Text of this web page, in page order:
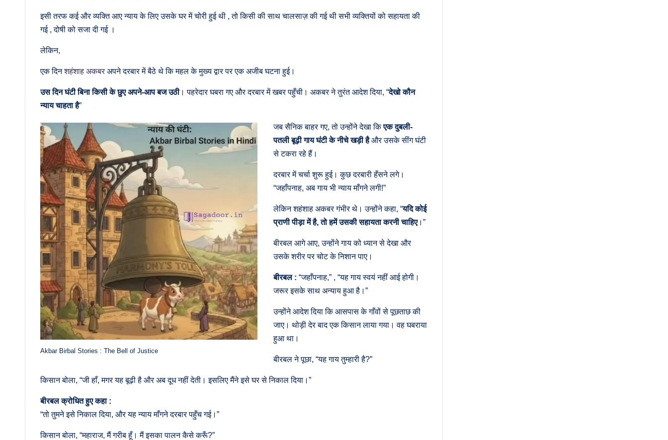
इसी तरफ कई और व्यक्ति आए न्याय के लिए उसके घर में चोरी हुई थी , तो किसी की साथ चालसाज़ की गई थी सभी व्यक्तियों को सहायता की
गई , दोषी को सजा दी गई ।
लेकिन,
एक दिनशहंशाह अकबर अपने दरबार में बैठे थे कि महल के मुख्य द्वार पर एक अजीब घटना हुई।
उस दिन घंटी बिना किसी के छुए अपने-आप बज उठी। पहरेदार घबरा गए और दरबार में खबर पहुँची। अकबर ने तुरंत आदेश दिया, “देखो कौन
न्याय चाहता है”
Akbar Birbal Stories : The Bell of Justice
जब सैनिक बाहर गए, तो उन्होंने देखा किएक दुबली-
पतली बूढ़ी गाय घंटी के नीचे खड़ी हैऔर उसके सींग घंटी
से टकरा रहे हैं।
दरबार में चर्चा शुरू हुई। कुछ दरबारी हँसने लगे।
“जहाँपनाह, अब गाय भी न्याय माँगने लगी!”
लेकिन शहंशाह अकबर गंभीर थे। उन्होंने कहा, “यदि कोई
प्राणी पीड़ा में है, तो हमें उसकी सहायता करनी चाहिए।”
बीरबल आगे आए, उन्होंने गाय को ध्यान से देखा और
उसके शरीर पर चोट के निशान पाए।
बीरबल : “जहाँपनाह,” , “यह गाय स्वयं नहीं आई होगी।
जरूर इसके साथ अन्याय हुआ है।”
उन्होंने आदेश दिया कि आसपास के गाँवों से पूछताछ की
जाए। थोड़ी देर बाद एक किसान लाया गया। वह घबराया
हुआ था।
बीरबल ने पूछा, “यह गाय तुम्हारी है?”
किसान बोला, “जी हाँ, मगर यह बूढ़ी है और अब दूध नहीं देती। इसलिए मैंने इसे घर से निकाल दिया।”
बीरबल क्रोधित हुए कहा :
“तो तुमने इसे निकाल दिया, और यह न्याय माँगने दरबार पहुँच गई।”
किसान बोला, “महाराज, मैं गरीब हूँ। मैं इसका पालन कैसे करूँ?”